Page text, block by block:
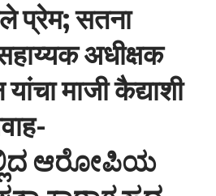
प्रेम; सतना
अधीक्षक
माजी कैद्याशी
ಆರೋಪಿಯ